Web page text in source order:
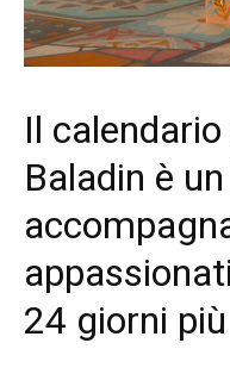
Il calendario
Baladin è
24 giorni